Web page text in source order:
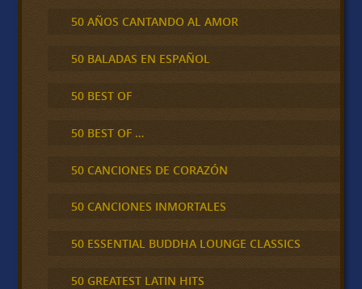
50 AÑOS CANTANDO AL AMOR
50 BALADAS EN ESPAÑOL
50 BEST OF
50 BEST OF …
50 CANCIONES DE CORAZÓN
50 CANCIONES INMORTALES
50 ESSENTIAL BUDDHA LOUNGE CLASSICS
50 GREATEST LATIN HITS